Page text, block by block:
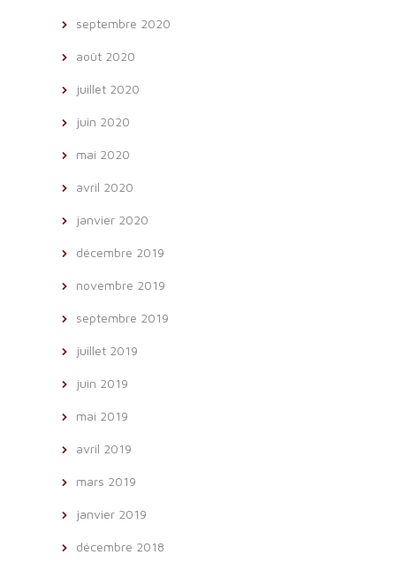
septembre 2020
août 2020
juillet 2020
juin 2020
mai 2020
avril 2020
janvier 2020
décembre 2019
novembre 2019
septembre 2019
juillet 2019
juin 2019
mai 2019
avril 2019
mars 2019
janvier 2019
décembre 2018